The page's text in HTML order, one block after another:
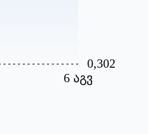
0,302
6 აგვ